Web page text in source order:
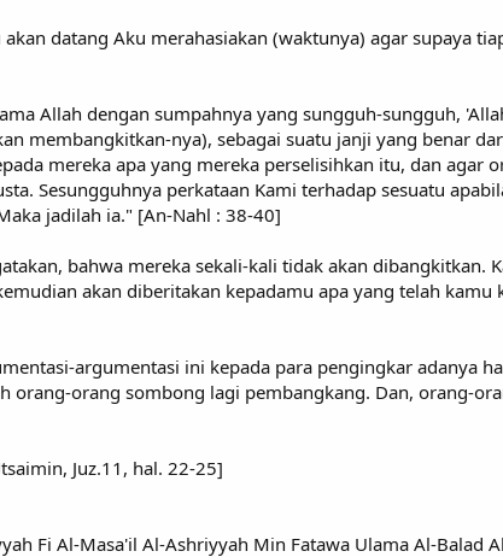
datang Aku merahasiakan (waktunya) agar supaya
Allah dengan sumpahnya yang sungguh-sungguh,
membangkitkan-nya), sebagai suatu janji yang benar
mereka apa yang mereka perselisihkan itu, dan agar
Sesungguhnya perkataan Kami terhadap sesuatu
jadilah ia." [An-Nahl : 38-40]
bahwa mereka sekali-kali tidak akan dibangkitkan.
akan diberitakan kepadamu apa yang telah
argumentasi ini kepada para pengingkar adanya
orang-orang sombong lagi pembangkang. Dan, orang-
Juz.11, hal. 22-25]
Fi Al-Masa'il Al-Ashriyyah Min Fatawa Ulama Al-Balad